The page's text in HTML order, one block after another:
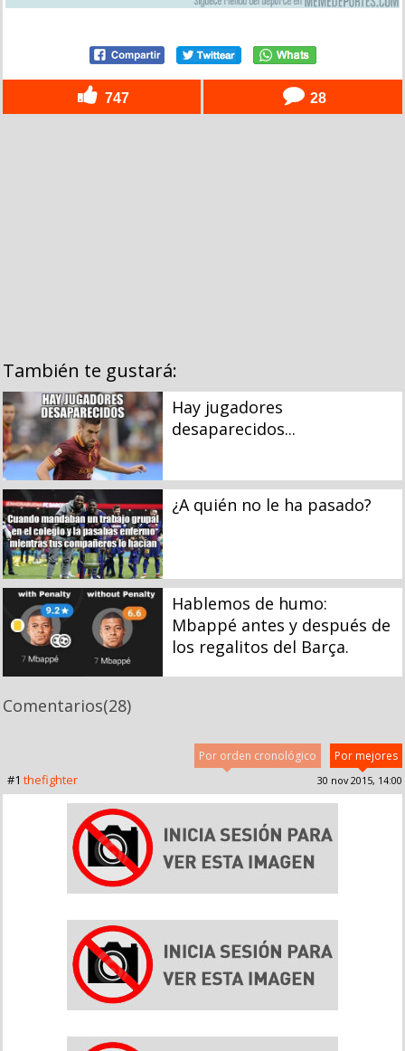
747 28
También te gustará:
Hay jugadores
desaparecidos...
¿A quién no le ha pasado?
Hablemos de humo:
Mbappé antes y después de
los regalitos del Barça.
Comentarios(28)
Por mejores
Por orden cronológico
#1 thefighter 30 nov 2015, 14:00